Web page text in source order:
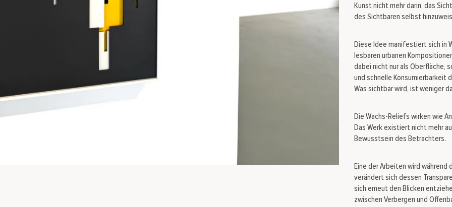
Kunst nicht mehr darin, das
des Sichtbaren selbst
Diese Idee manifestiert sich in
lesbaren urbanen
dabei nicht nur als Oberfläche,
und schnelle Konsumierbarkeit
Was sichtbar wird, ist weniger
Die Wachs-Reliefs wirken wie
Das Werk existiert nicht mehr
Bewusstsein des Betrachters.
Eine der Arbeiten wird während
verändert sich dessen
sich erneut den Blicken
zwischen Verbergen und